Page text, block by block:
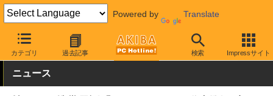
Powered by Translate
カテゴリ 過去記事 検索 Impressサイト
AKIBA PC Hotline! モバイル スマートフォン その他
ニュース